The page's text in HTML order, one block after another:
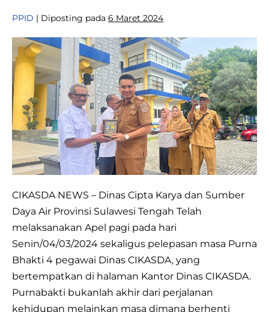
PPID | Diposting pada 6 Maret 2024
KADIS
CIKASDA
PURNA
BAKTI
DINAS
CIKASDA
JANGAN
TERHENTI
DAN
HARUS
BERKARYA
CIKASDA NEWS – Dinas Cipta Karya dan Sumber
Daya Air Provinsi Sulawesi Tengah Telah
melaksanakan Apel pagi pada hari
Senin/04/03/2024 sekaligus pelepasan masa Purna
Bhakti 4 pegawai Dinas CIKASDA, yang
bertempatkan di halaman Kantor Dinas CIKASDA.
Purnabakti bukanlah akhir dari perjalanan
kehidupan melainkan masa dimana berhenti